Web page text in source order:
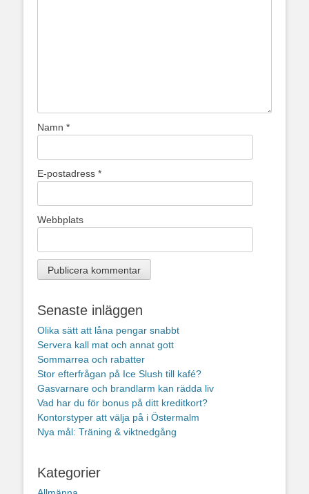
Namn *
E-postadress *
Webbplats
Senaste inläggen
Olika sätt att låna pengar snabbt
Servera kall mat och annat gott
Sommarrea och rabatter
Stor efterfrågan på Ice Slush till kafé?
Gasvarnare och brandlarm kan rädda liv
Vad har du för bonus på ditt kreditkort?
Kontorstyper att välja på i Östermalm
Nya mål: Träning & viktnedgång
Kategorier